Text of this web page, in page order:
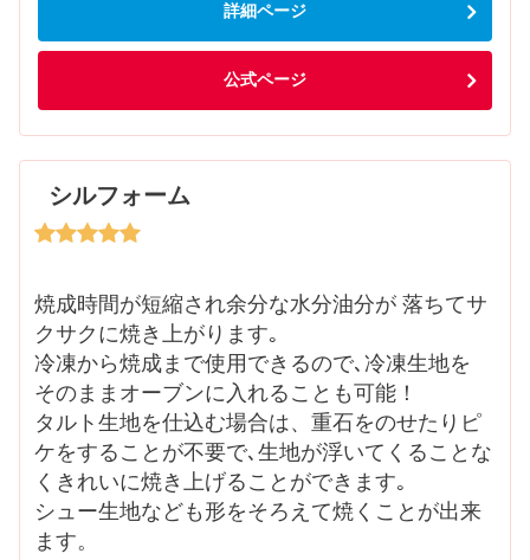
詳細ページ
公式ページ
シルフォーム
焼成時間が短縮され余分な水分油分が 落ちてサ
クサクに焼き上がります｡
冷凍から焼成まで使用できるので､冷凍生地を
そのままオーブンに入れることも可能！
タルト生地を仕込む場合は、重石をのせたりピ
ケをすることが不要で､生地が浮いてくることな
くきれいに焼き上げることができます｡
シュー生地なども形をそろえて焼くことが出来
ます。